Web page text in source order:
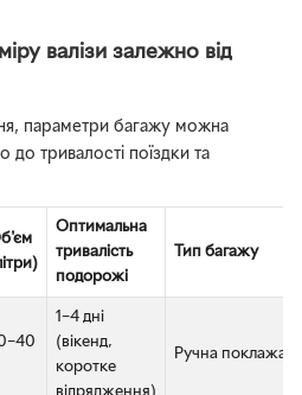
валізи залежно від
параметри багажу можна
до тривалості поїздки та
Оптимальна
тривалість
подорожі
Тип багажу
1–4 дні
(вікенд,
коротке
Ручна поклажа